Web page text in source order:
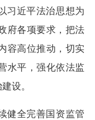
习近平法治思想为
府各项要求，把法
容高位推动，切实
水平，强化依法监
设。
健全完善国资监管